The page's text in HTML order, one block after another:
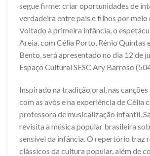
segue firme: criar oportunidades de
verdadeira entre pais e filhos por meio
Voltado à primeira infância, o
Areia, com Célia Porto, Rênio Quintas
Bento, será apresentado no dia 12 de
Espaço Cultural SESC Ary Barroso
Inspirado na tradição oral, nas
com as avós e na experiência de Célia
professora de musicalização infantil,
revisita a música popular brasileira
sensível da infância. O repertório traz
clássicos da cultura popular, além de